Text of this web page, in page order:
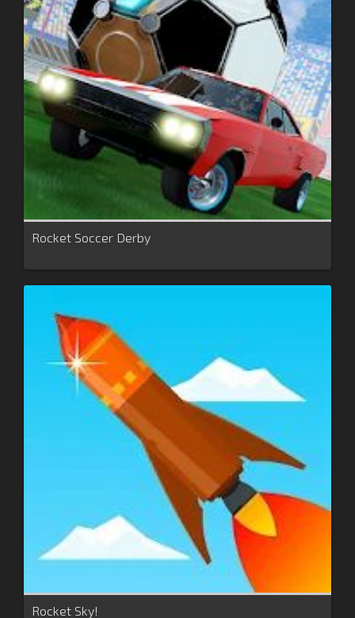
Rocket Soccer Derby
Rocket Sky!